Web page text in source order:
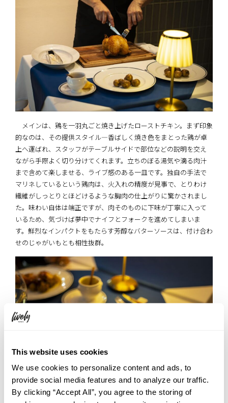
This website uses cookies
We use cookies to personalize content and ads, to
provide social media features and to analyze our traffic.
By clicking “Accept All”, you agree to the storing of
メインは、鶏を一羽丸ごと焼き上げたローストチキン。まず印象
的なのは、その提供スタイル――――香ばしく焼き色をまとった鶏が卓
上へ運ばれ、スタッフがテーブルサイドで部位などの説明を交え
ながら手際よく切り分けてくれます。立ちのぼる湯気や滴る肉汁
まで含めて楽しませる、ライブ感のある一皿です。独自の手法で
マリネしているという鶏肉は、火入れの精度が見事で、とりわけ
繊維がしっとりとほどけるような胸肉の仕上がりに驚かされまし
た。味わい自体は端正ですが、肉そのものに下味が丁寧に入って
いるため、気づけば夢中でナイフとフォークを進めてしまいま
す。鮮烈なインパクトをもたらす芳醇なバターソースは、付け合わ
せのじゃがいもとも相性抜群。